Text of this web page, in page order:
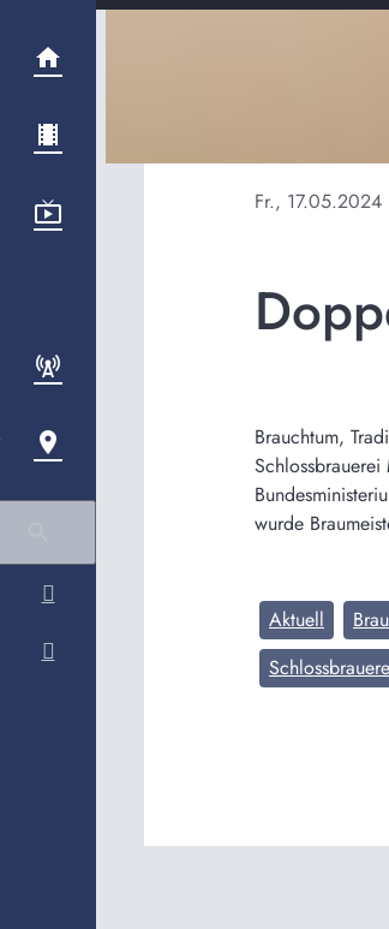
Fr., 17.05.2024
Brauchtum,
wurde
Aktuell